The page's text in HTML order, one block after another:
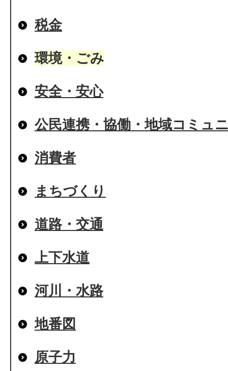
税金
環境・ごみ
安全・安心
公民連携・協働・地域コミュ
消費者
まちづくり
道路・交通
上下水道
河川・水路
地番図
原子力